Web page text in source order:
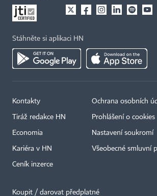
Stáhněte si aplikaci HN
Kontakty
Tiráž redakce HN
Economia
Kariéra v HN
Ceník inzerce
Ochrana osobních
Prohlášení o cookies
Nastavení soukromí
Všeobecné smluvní
Koupit / darovat předplatné